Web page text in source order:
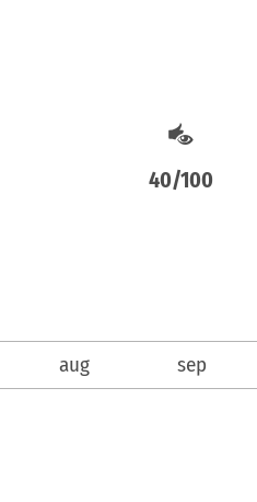
40/100
aug sep